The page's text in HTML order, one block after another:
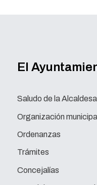
El
Saludo de la Alcaldesa
Organización municipal
Ordenanzas
Trámites
Concejalías